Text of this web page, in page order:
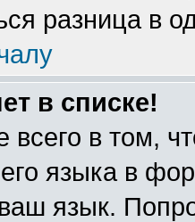
разница в
в списке!
всего в том,
языка в
язык.